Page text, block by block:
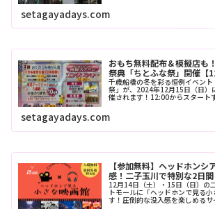
setagayadays.com
おもち無料配布＆模擬店も
祭典「ちとふな祭」開催【
千歳船橋の冬を彩る恒例イベン
祭」が、2024年12月15日（日）
催されます！12:00からスタート
擬店やつきたておもちの無料配布
setagayadays.com
【参加無料】ヘッドホンシ
感！二子玉川で特別な2日間
12月14日（土）・15日（日）の
トモールに「ヘッドホンで見る
す！圧倒的な没入感を楽しめる